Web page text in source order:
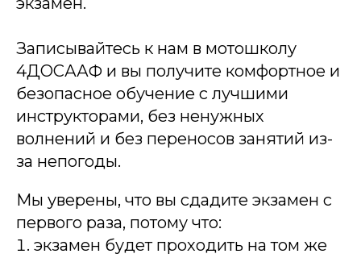
Записывайтесь к нам в мотошколу
4ДОСААФ и вы получите комфортное и
безопасное обучение с лучшими
инструкторами, без ненужных
волнений и без переносов занятий из-
за непогоды.
Мы уверены, что вы сдадите экзамен с
первого раза, потому что:
экзамен будет проходить на том же